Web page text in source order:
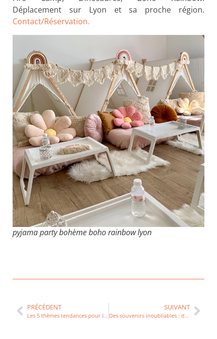
Déplacement sur Lyon et sa proche région.
Contact/Réservation.
pyjama party bohème boho rainbow lyon
PRÉCÉDENT
Les 5 thèmes tendances pour les anniversaires enfants en 2024
SUIVANT
Des souvenirs inoubliables : décoration de baptême sur mesure à Lyon